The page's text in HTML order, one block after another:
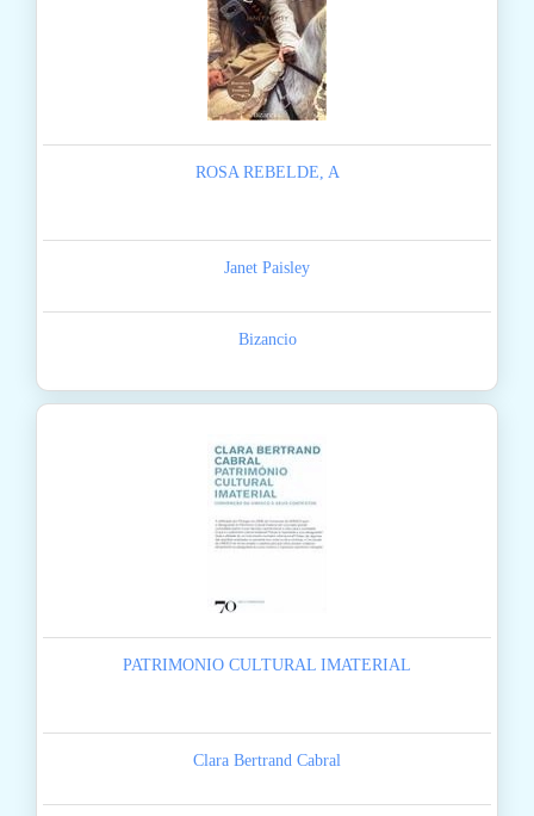
ROSA REBELDE, A
Janet Paisley
Bizancio
PATRIMONIO CULTURAL IMATERIAL
Clara Bertrand Cabral